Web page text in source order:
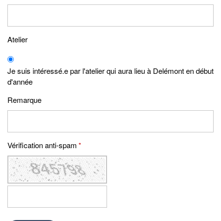
Atelier
Je suis intéressé.e par l'atelier qui aura lieu à Delémont en début
d'année
Remarque
Vérification anti-spam*